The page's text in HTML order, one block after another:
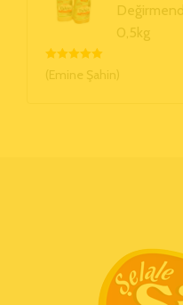
0,5kg
5 Üzerinden
5Oy Aldı
(Emine Şahin)